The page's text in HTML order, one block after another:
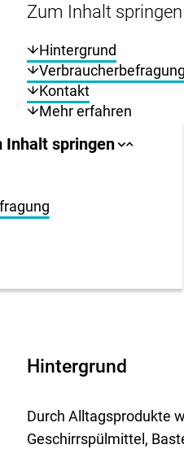
Zum Inhalt springen
Hintergrund
Verbraucherbefragung
Kontakt
Mehr erfahren
Inhalt springen Sprungankerliste
Sprungankerliste
Hintergrund
Durch Alltagsprodukte
Geschirrspülmittel,